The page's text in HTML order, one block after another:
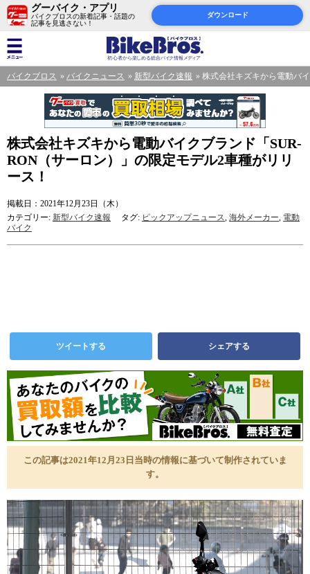
グーバイク・アプリ
バイクブロスの新着記事・話題の
記事を見逃さない！
ダウンロード
バイクブロス バイクニュース 新型バイク速報 株式会社キズキから電動バ
株式会社キズキから電動バイクブランド「SUR-
RON（サーロン）」の限定モデル2車種がリリ
ース！
掲載日：2021年12月23日（木）
カテゴリー: 新型バイク速報 タグ: ピックアップニュース, 海外メーカー, 電動
バイク
ツイートする シェアする
この記事は2021年12月23日当時の情報に基づいて制作されていま
す。